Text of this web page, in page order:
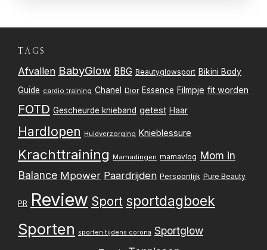
TAGS
Afvallen BabyGlow BBG Beautyglowsport Bikini Body
Guide cardio training Chanel Dior Essence Filmpje fit worden
FOTD Gescheurde knieband getest Haar
Hardlopen Huidverzorging Knieblessure
Krachttraining Mamadingen mamavlog Mom in
Balance Mpower Paardrijden Persoonlijk Pure Beauty
PR Review Sport sportdagboek
Sporten sporten tijdens corona Sportglow